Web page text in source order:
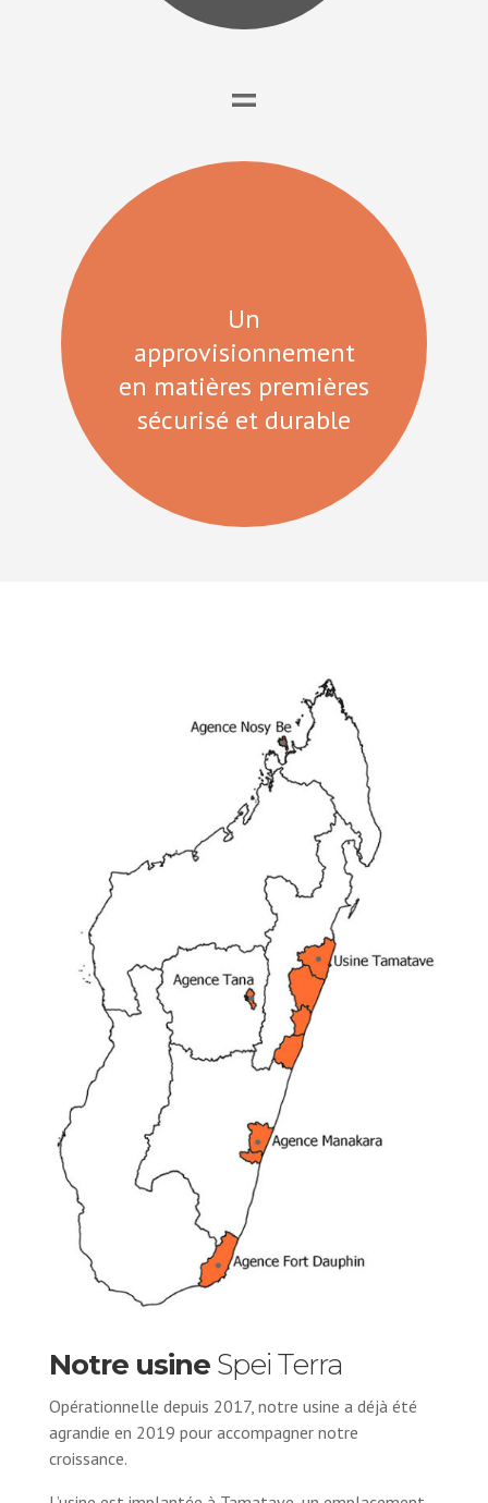
=
Un
approvisionnement
en matières premières
sécurisé et durable
Notre usineSpei Terra
Opérationnelle depuis 2017, notre usine a déjà été
agrandie en 2019 pour accompagner notre
croissance.